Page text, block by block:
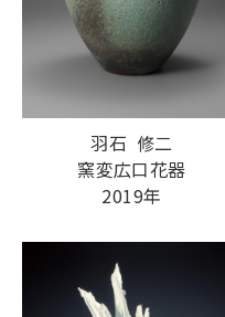
羽石 修二
窯変広口花器
2019年